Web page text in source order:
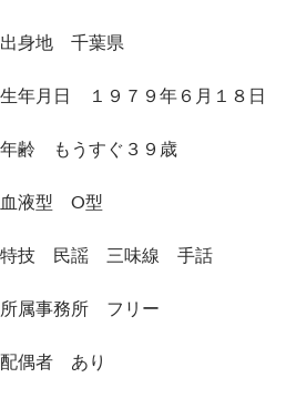
出身地 千葉県
生年月日 １９７９年６月１８日
年齢 もうすぐ３９歳
血液型 O型
特技 民謡 三味線 手話
所属事務所 フリー
配偶者 あり